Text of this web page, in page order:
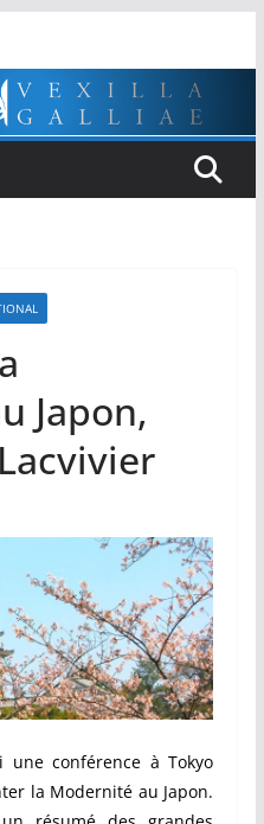
Japon,
conférence à Tokyo
la Modernité au Japon.